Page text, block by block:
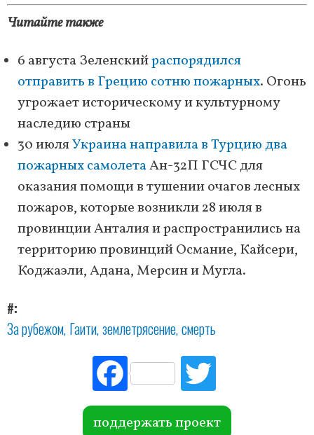
Читайте также
6 августа Зеленскийраспорядился
отправить в Грецию сотню пожарных. Огонь
угрожает историческому и культурному
наследию страны
30 июляУкраина направила в Турцию два
пожарных самолетаАн-32П ГСЧС для
оказания помощи в тушении очагов лесных
пожаров, которые возникли 28 июля в
провинции Анталия и распространились на
территорию провинций Османие, Кайсери,
Коджаэли, Адана, Мерсин и Мугла.
#
За рубежом Гаити землетрясение смерть
Fac
ebo
ok r
поддержать проект